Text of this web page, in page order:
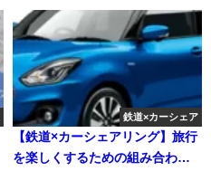
鉄道×カーシェア
【鉄道×カーシェアリング】旅行
を楽しくするための組み合わ